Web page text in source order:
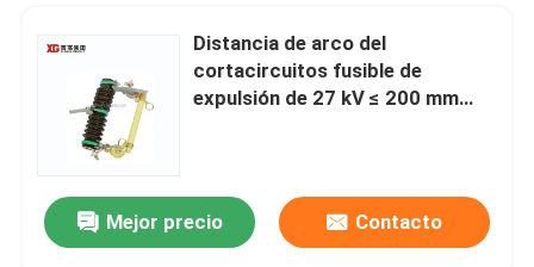
Distancia de arco del
cortacircuitos fusible de
expulsión de 27 kV ≤ 200 mm
Mejor precio Contacto